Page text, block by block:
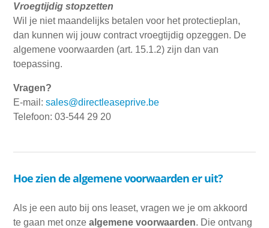
Vroegtijdig stopzetten
Wil je niet maandelijks betalen voor het protectieplan,
dan kunnen wij jouw contract vroegtijdig opzeggen. De
algemene voorwaarden (art. 15.1.2) zijn dan van
toepassing.
Vragen?
E-mail:sales@directleaseprive.be
Telefoon: 03-544 29 20
Hoe zien de algemene voorwaarden er uit?
Als je een auto bij ons leaset, vragen we je om akkoord
te gaan met onzealgemene voorwaarden. Die ontvang